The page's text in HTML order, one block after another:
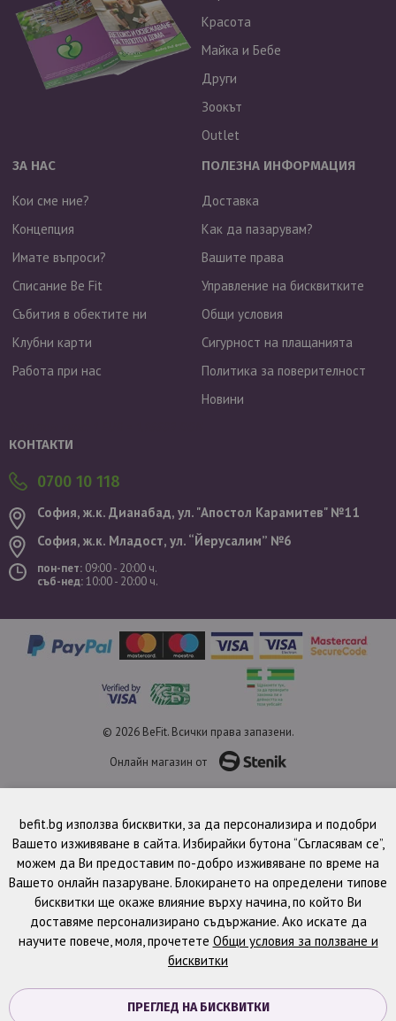
Красота
Майка и Бебе
Други
Зоокът
Outlet
ЗА НАС
Кои сме ние?
Концепция
Имате въпроси?
Списание Be Fit
Събития в обектите ни
Клубни карти
Работа при нас
ПОЛЕЗНА ИНФОРМАЦИЯ
Доставка
Как да пазарувам?
Вашите права
Управление на бисквитките
Общи условия
Сигурност на плащанията
Политика за поверителност
Новини
КОНТАКТИ
0700 10 118
София, ж.к. Дианабад, ул. "Aпостол Карамитев" №11
София, ж.к. Младост, ул. “Йерусалим” №6
пон-пет: 09:00 - 20:00 ч.
съб-нед:10:00 - 20:00 ч.
© 2026 BeFit. Всички права запазени.
Онлайн магазин от
befit.bg използва бисквитки, за да персонализира и подобри
Вашето изживяване в сайта. Избирайки бутона “Съгласявам се”,
можем да Ви предоставим по-добро изживяване по време на
Вашето онлайн пазаруване. Блокирането на определени типове
бисквитки ще окаже влияние върху начина, по който Ви
доставяме персонализирано съдържание. Ако искате да
научите повече, моля, прочетете Общи условия за ползване и
бисквитки
ПРЕГЛЕД НА БИСКВИТКИ